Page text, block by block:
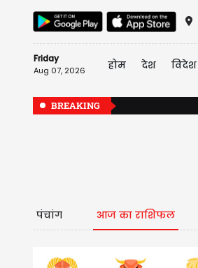
Friday
Aug 07, 2026 होम देश विदेश
BREAKING
पंचांग आज का राशिफल